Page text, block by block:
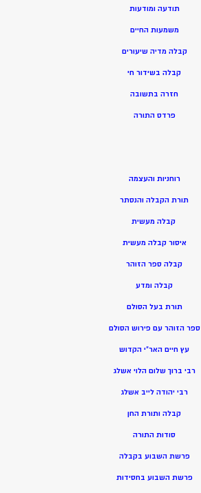
תודעה ומודעות
משמעות החיים
קבלה מדיה שיעורים
קבלה בשידור חי
חזרה בתשובה
פרדס התורה
רוחניות והעצמה
תורת הקבלה והנסתר
קבלה מעשית
איסור קבלה מעשית
קבלה ספר הזוהר
קבלה ומדע
תורת בעל הסולם
ספר הזוהר עם פירוש הסולם
עץ חיים האר”י הקדוש
רבי ברוך שלום הלוי אשלג
רבי יהודה לייב אשלג
קבלה ותורת החן
סודות התורה
פרשת השבוע בקבלה
פרשת השבוע בחסידות